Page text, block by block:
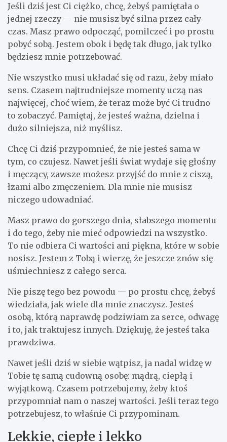
Jeśli dziś jest Ci ciężko, chcę, żebyś pamiętała o
jednej rzeczy — nie musisz być silna przez cały
czas. Masz prawo odpocząć, pomilczeć i po prostu
pobyć sobą. Jestem obok i będę tak długo, jak tylko
będziesz mnie potrzebować.
Nie wszystko musi układać się od razu, żeby miało
sens. Czasem najtrudniejsze momenty uczą nas
najwięcej, choć wiem, że teraz może być Ci trudno
to zobaczyć. Pamiętaj, że jesteś ważna, dzielna i
dużo silniejsza, niż myślisz.
Chcę Ci dziś przypomnieć, że nie jesteś sama w
tym, co czujesz. Nawet jeśli świat wydaje się głośny
i męczący, zawsze możesz przyjść do mnie z ciszą,
łzami albo zmęczeniem. Dla mnie nie musisz
niczego udowadniać.
Masz prawo do gorszego dnia, słabszego momentu
i do tego, żeby nie mieć odpowiedzi na wszystko.
To nie odbiera Ci wartości ani piękna, które w sobie
nosisz. Jestem z Tobą i wierzę, że jeszcze znów się
uśmiechniesz z całego serca.
Nie piszę tego bez powodu — po prostu chcę, żebyś
wiedziała, jak wiele dla mnie znaczysz. Jesteś
osobą, którą naprawdę podziwiam za serce, odwagę
i to, jak traktujesz innych. Dziękuję, że jesteś taka
prawdziwa.
Nawet jeśli dziś w siebie wątpisz, ja nadal widzę w
Tobie tę samą cudowną osobę: mądrą, ciepłą i
wyjątkową. Czasem potrzebujemy, żeby ktoś
przypomniał nam o naszej wartości. Jeśli teraz tego
potrzebujesz, to właśnie Ci przypominam.
Lekkie, ciepłe i lekko